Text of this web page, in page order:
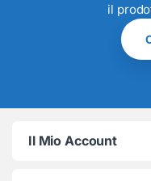
il
Il Mio Account